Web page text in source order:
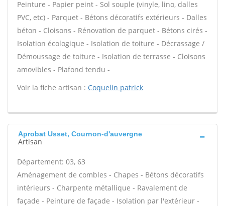
Peinture - Papier peint - Sol souple (vinyle, lino, dalles
PVC, etc) - Parquet - Bétons décoratifs extérieurs - Dalles
béton - Cloisons - Rénovation de parquet - Bétons cirés -
Isolation écologique - Isolation de toiture - Décrassage /
Démoussage de toiture - Isolation de terrasse - Cloisons
amovibles - Plafond tendu -
Voir la fiche artisan : Coquelin patrick
Aprobat Usset, Cournon-d'auvergne
Artisan
Département: 03, 63
Aménagement de combles - Chapes - Bétons décoratifs
intérieurs - Charpente métallique - Ravalement de
façade - Peinture de façade - Isolation par l'extérieur -